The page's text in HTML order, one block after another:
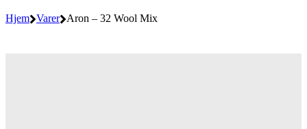
Hjem Varer Aron – 32 Wool Mix